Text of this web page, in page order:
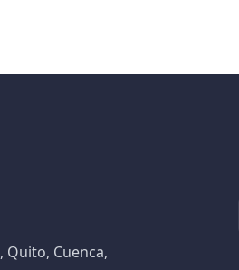
Quito, Cuenca,